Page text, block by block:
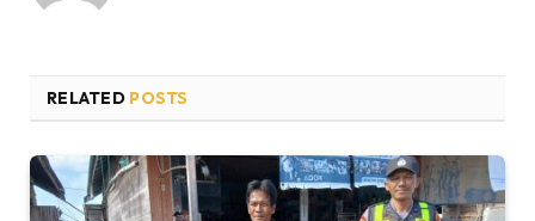
RELATED POSTS